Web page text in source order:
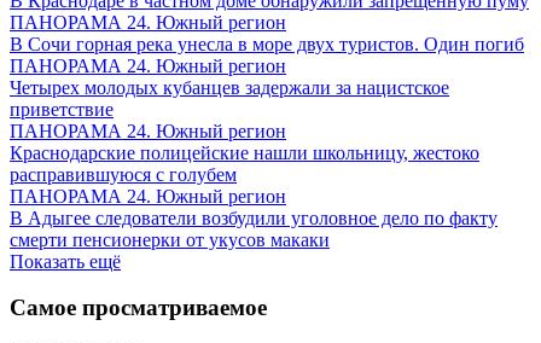
ПАНОРАМА 24. Южный регион
В Сочи горная река унесла в море двух туристов. Один погиб
ПАНОРАМА 24. Южный регион
Четырех молодых кубанцев задержали за нацистское
приветствие
ПАНОРАМА 24. Южный регион
Краснодарские полицейские нашли школьницу, жестоко
расправившуюся с голубем
ПАНОРАМА 24. Южный регион
В Адыгее следователи возбудили уголовное дело по факту
смерти пенсионерки от укусов макаки
Показать ещё
Самое просматриваемое